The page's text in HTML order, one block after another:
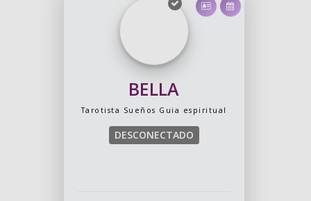
BELLA
Tarotista Sueños Guia espiritual
DESCONECTADO